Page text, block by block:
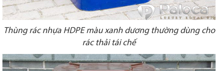
Thùng rác nhựa HDPE màu xanh dương thường dùng cho
rác thải tái chế